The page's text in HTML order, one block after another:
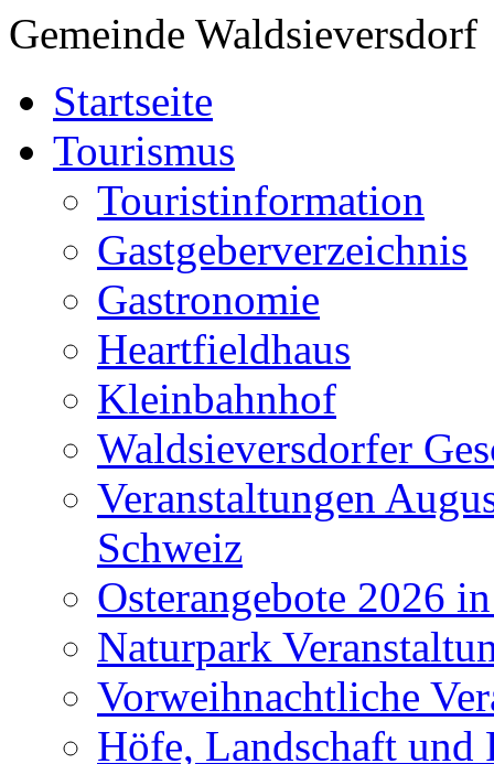
Gemeinde Waldsieversdorf
Startseite
Tourismus
Touristinformation
Gastgeberverzeichnis
Gastronomie
Heartfieldhaus
Kleinbahnhof
Waldsieversdorfer
Veranstaltungen
Schweiz
Osterangebote 2026
Naturpark
Vorweihnachtliche
Höfe, Landschaft und